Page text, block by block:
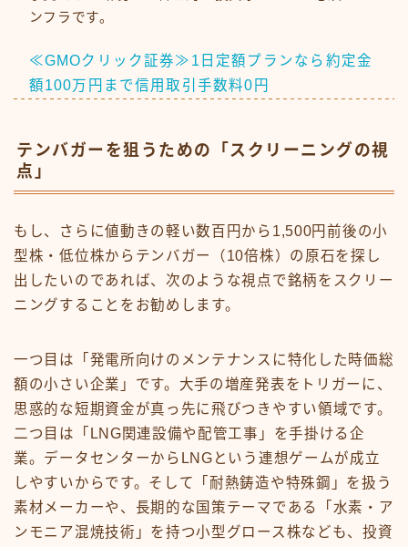
ンフラです。
≪GMOクリック証券≫1日定額プランなら約定金
額100万円まで信用取引手数料0円
テンバガーを狙うための「スクリーニングの視
点」
もし、さらに値動きの軽い数百円から1,500円前後の小
型株・低位株からテンバガー（10倍株）の原石を探し
出したいのであれば、次のような視点で銘柄をスクリー
ニングすることをお勧めします。
一つ目は「発電所向けのメンテナンスに特化した時価総
額の小さい企業」です。大手の増産発表をトリガーに、
思惑的な短期資金が真っ先に飛びつきやすい領域です。
二つ目は「LNG関連設備や配管工事」を手掛ける企
業。データセンターからLNGという連想ゲームが成立
しやすいからです。そして「耐熱鋳造や特殊鋼」を扱う
素材メーカーや、長期的な国策テーマである「水素・ア
ンモニア混焼技術」を持つ小型グロース株なども、投資